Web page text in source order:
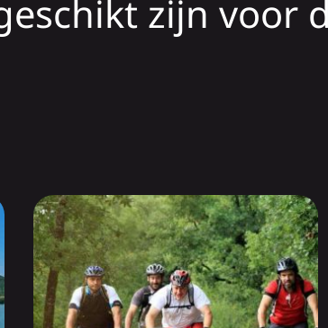
zijn voor